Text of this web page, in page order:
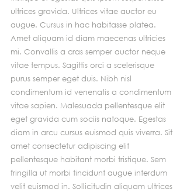
ultrices gravida. Ultrices vitae auctor eu
augue. Cursus in hac habitasse platea.
Amet aliquam id diam maecenas ultricies
mi. Convallis a cras semper auctor neque
vitae tempus. Sagittis orci a scelerisque
purus semper eget duis. Nibh nisl
condimentum id venenatis a condimentum
vitae sapien. Malesuada pellentesque elit
eget gravida cum sociis natoque. Egestas
diam in arcu cursus euismod quis viverra. Sit
amet consectetur adipiscing elit
pellentesque habitant morbi tristique. Sem
fringilla ut morbi tincidunt augue interdum
velit euismod in. Sollicitudin aliquam ultrices